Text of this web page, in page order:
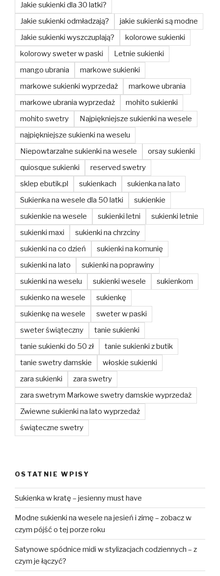
Jakie sukienki dla 30 latki?
Jakie sukienki odmładzają?
jakie sukienki są modne
Jakie sukienki wyszczuplają?
kolorowe sukienki
kolorowy sweter w paski
Letnie sukienki
mango ubrania
markowe sukienki
markowe sukienki wyprzedaż
markowe ubrania
markowe ubrania wyprzedaż
mohito sukienki
mohito swetry
Najpiękniejsze sukienki na wesele
najpiękniejsze sukienki na weselu
Niepowtarzalne sukienki na wesele
orsay sukienki
quiosque sukienki
reserved swetry
sklep ebutik.pl
sukienkach
sukienka na lato
Sukienka na wesele dla 50 latki
sukienkie
sukienkie na wesele
sukienki letni
sukienki letnie
sukienki maxi
sukienki na chrzciny
sukienki na co dzień
sukienki na komunię
sukienki na lato
sukienki na poprawiny
sukienki na weselu
sukienki wesele
sukienkom
sukienko na wesele
sukienkę
sukienkę na wesele
sweter w paski
sweter świąteczny
tanie sukienki
tanie sukienki do 50 zł
tanie sukienki z butik
tanie swetry damskie
włoskie sukienki
zara sukienki
zara swetry
zara swetrym Markowe swetry damskie wyprzedaż
Zwiewne sukienki na lato wyprzedaż
świąteczne swetry
OSTATNIE WPISY
Sukienka w kratę – jesienny must have
Modne sukienki na wesele na jesień i zimę – zobacz w
czym pójść o tej porze roku
Satynowe spódnice midi w stylizacjach codziennych – z
czym je łączyć?